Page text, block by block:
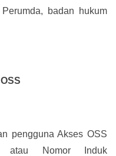
badan hukum
pengguna Akses OSS
atau Nomor Induk